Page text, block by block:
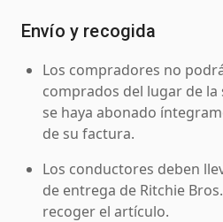
Envío y recogida
Los compradores no
comprados del lugar de
se haya abonado
de su factura.
Los conductores deben
de entrega de Ritchie
recoger el artículo.